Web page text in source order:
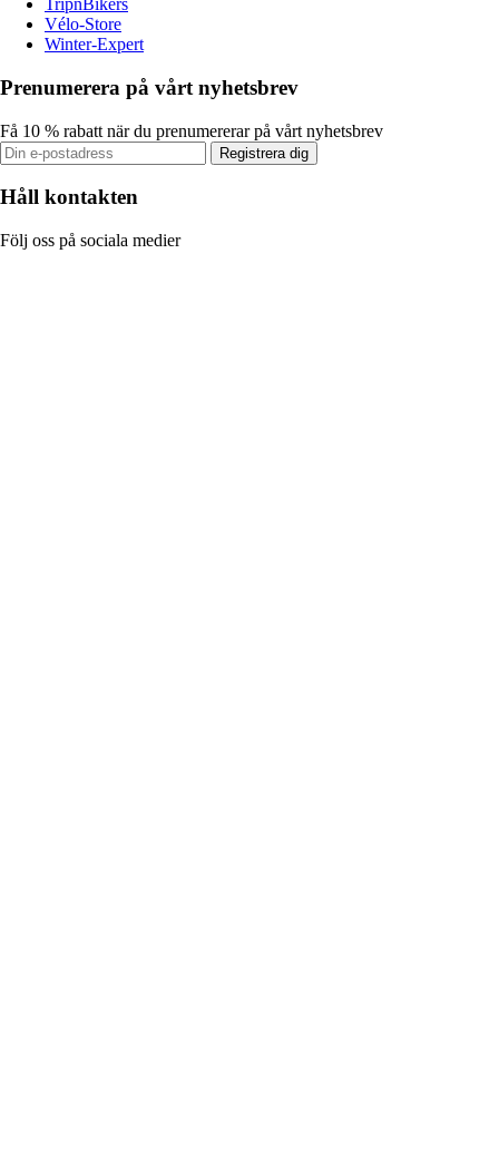
TripnBikers
Vélo-Store
Winter-Expert
Prenumerera på vårt nyhetsbrev
Få 10 % rabatt när du prenumererar på vårt nyhetsbrev
Registrera dig
Håll kontakten
Följ oss på sociala medier